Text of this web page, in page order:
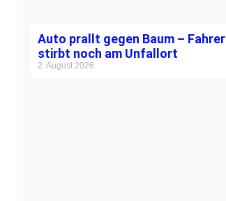
Auto prallt gegen Baum – Fahrer
stirbt noch am Unfallort
2. August 2026